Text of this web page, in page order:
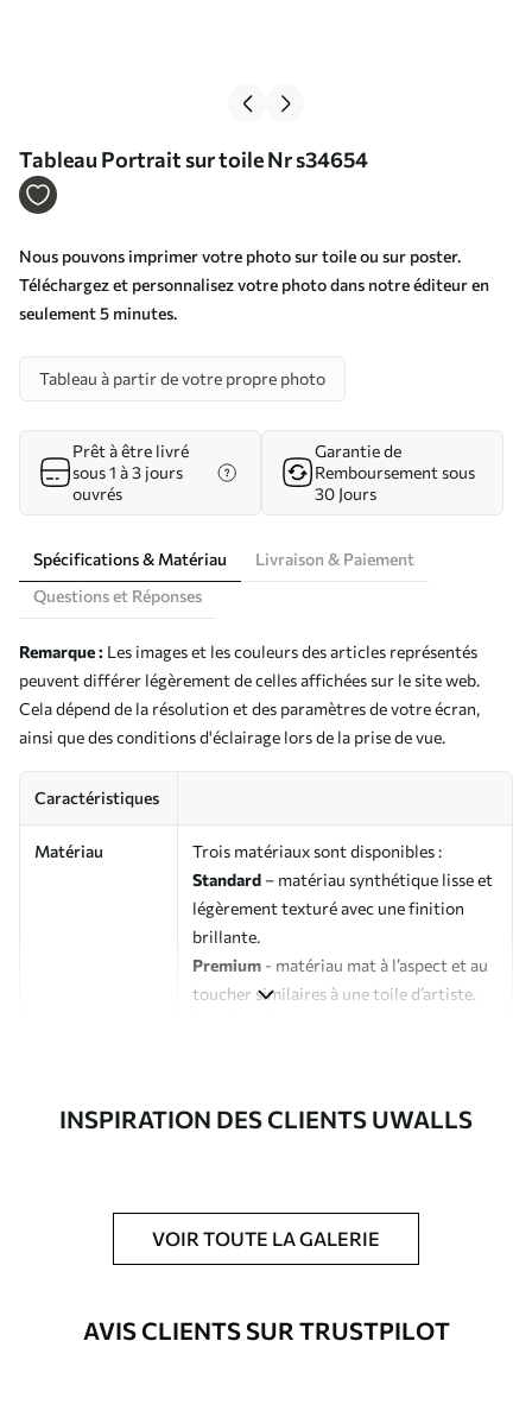
Tableau Portrait sur toile Nr s34654
Nous pouvons imprimer votre photo sur toile ou sur poster.
Téléchargez et personnalisez votre photo dans notre éditeur en
seulement 5 minutes.
Tableau à partir de votre propre photo
Prêt à être livré
sous 1 à 3 jours
ouvrés
Garantie de
Remboursement sous
30 Jours
Spécifications & Matériau
Livraison & Paiement
Questions et Réponses
Remarque : Les images et les couleurs des articles représentés
peuvent différer légèrement de celles affichées sur le site web.
Cela dépend de la résolution et des paramètres de votre écran,
ainsi que des conditions d'éclairage lors de la prise de vue.
Caractéristiques
Matériau
Trois matériaux sont disponibles :
Standard – matériau synthétique lisse et
légèrement texturé avec une finition
brillante.
Premium - matériau mat à l’aspect et au
toucher similaires à une toile d’artiste.
Possibilité d'ajouter un vernis
protecteur pour renforcer la durabilité
du tableau.
Matériaux disponibles
INSPIRATION DES CLIENTS UWALLS
VOIR TOUTE LA GALERIE
AVIS CLIENTS SUR TRUSTPILOT